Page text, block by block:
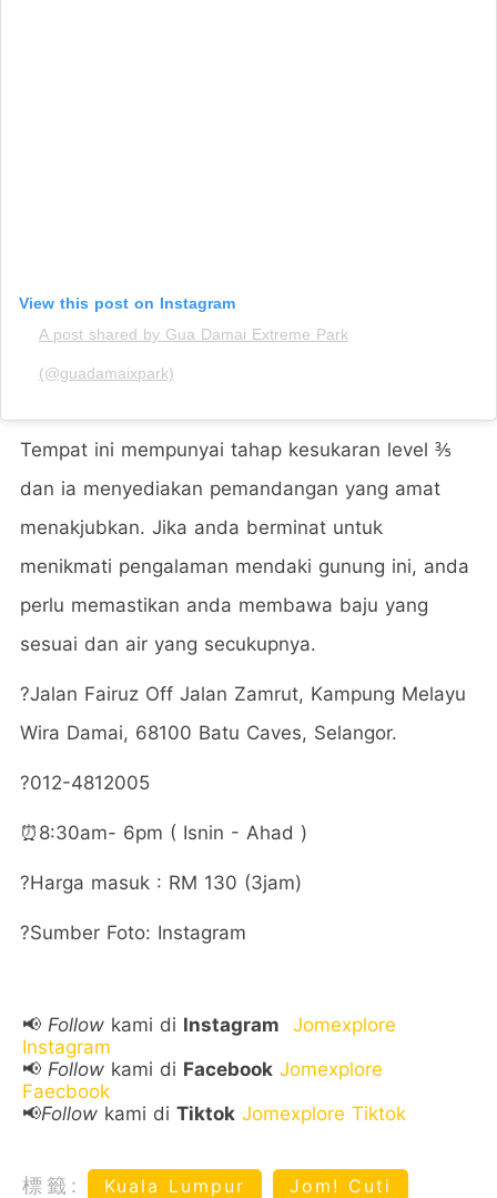
View this post on Instagram
A post shared by Gua Damai Extreme Park
(@guadamaixpark)
Tempat ini mempunyai tahap kesukaran level ⅗
dan ia menyediakan pemandangan yang amat
menakjubkan. Jika anda berminat untuk
menikmati pengalaman mendaki gunung ini, anda
perlu memastikan anda membawa baju yang
sesuai dan air yang secukupnya.
?Jalan Fairuz Off Jalan Zamrut, Kampung Melayu
Wira Damai, 68100 Batu Caves, Selangor.
?012-4812005
⏰8:30am- 6pm ( Isnin - Ahad )
?Harga masuk : RM 130 (3jam)
?Sumber Foto: Instagram
📢 Follow kami di Instagram
Jomexplore
Instagram
📢 Follow kami di Facebook Jomexplore
Faecbook
📢Follow kami di Tiktok Jomexplore Tiktok
標籤: Kuala Lumpur
Jom! Cuti